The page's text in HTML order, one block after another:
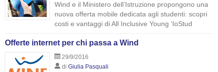
Wind e il Ministero dell’Istruzione propongono una
nuova offerta mobile dedicata agli studenti: scopri
costi e vantaggi di All Inclusive Young ‘IoStud
Offerte internet per chi passa a Wind
29/9/2016
di Giulia Pasquali